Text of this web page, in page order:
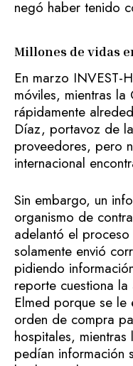
negó haber tenido
Millones de vidas
En marzo INVEST-
móviles, mientras
rápidamente
Díaz, portavoz de
proveedores, pero
internacional
Sin embargo, un
organismo de
adelantó el
solamente envió
pidiendo
reporte cuestiona
Elmed porque se le
orden de compra
hospitales,
pedían información